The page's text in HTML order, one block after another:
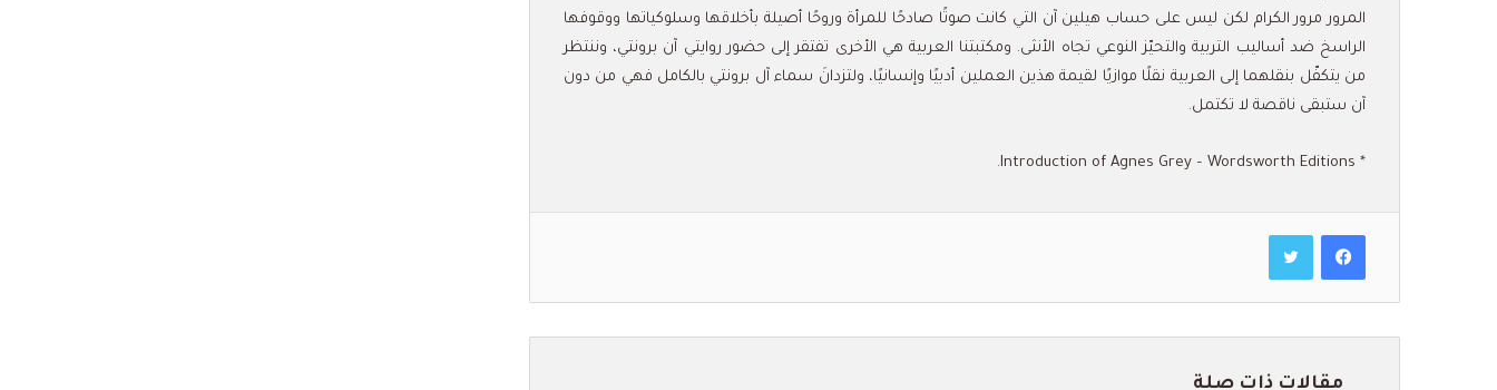
المرور مرور الكرام لكن ليس على حساب هيلين آن التي كانت صوتًا صادحًا للمرأة وروحًا أصيلة بأخلاقها وسلوكياتها ووقوفها
الراسخ ضد أساليب التربية والتحيّز النوعي تجاه الأنثى. ومكتبتنا العربية هي الأخرى تفتقر إلى حضور روايتي آن برونتي، وننتظر
من يتكفّل بنقلهما إلى العربية نقلًا موازيًا لقيمة هذين العملين أدبيًا وإنسانيًا، ولتزدانَ سماء آل برونتي بالكامل فهي من دون
آن ستبقى ناقصة لا تكتمل.
* Introduction of Agnes Grey – Wordsworth Editions.
فيسبوك تويتر
مقالات ذات صلة